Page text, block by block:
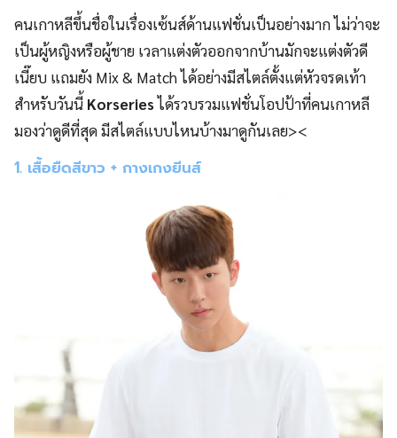
คนเกาหลีขึ้นชื่อในเรื่องเซ้นส์ด้านแฟชั่นเป็นอย่างมาก ไม่ว่าจะ
เป็นผู้หญิงหรือผู้ชาย เวลาแต่งตัวออกจากบ้านมักจะแต่งตัวดี
เนี๊ยบ แถมยัง Mix & Match ได้อย่างมีสไตล์ตั้งแต่หัวจรดเท้า
สำหรับวันนี้ Korseriesได้รวบรวมแฟชั่นโอปป้าที่คนเกาหลี
มองว่าดูดีที่สุด มีสไตล์แบบไหนบ้างมาดูกันเลย><
1. เสื้อยืดสีขาว + กางเกงยีนส์